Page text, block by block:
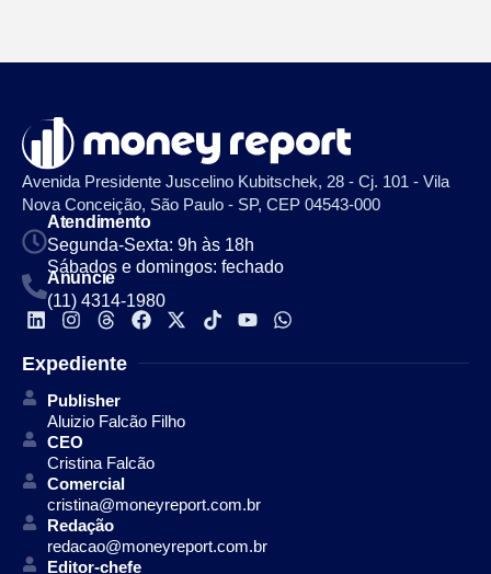
Avenida Presidente Juscelino Kubitschek, 28 - Cj. 101 - Vila
Nova Conceição, São Paulo - SP, CEP 04543-000
Atendimento
Segunda-Sexta: 9h às 18h
Sábados e domingos: fechado
Anuncie
(11) 4314-1980
Expediente
Publisher
Aluizio Falcão Filho
CEO
Cristina Falcão
Comercial
cristina@moneyreport.com.br
Redação
redacao@moneyreport.com.br
Editor-chefe